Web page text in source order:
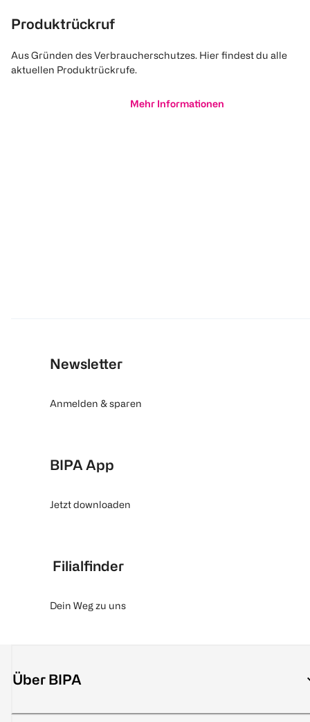
Produktrückruf
Aus Gründen des Verbraucherschutzes. Hier findest du alle
aktuellen Produktrückrufe.
Mehr Informationen
Newsletter
Anmelden & sparen
BIPA App
Jetzt downloaden
Filialfinder
Dein Weg zu uns
Über BIPA